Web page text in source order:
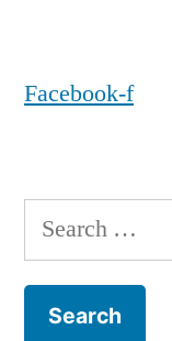
Facebook-f
Search
for: